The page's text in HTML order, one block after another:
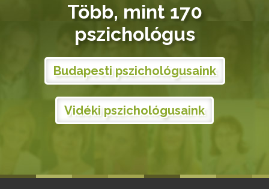
Több, mint 170
pszichológus
Budapesti pszichológusaink
Vidéki pszichológusaink